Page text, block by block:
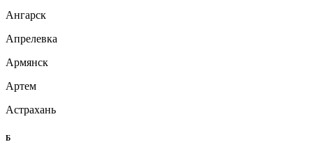
Ангарск
Апрелевка
Армянск
Артем
Астрахань
Б